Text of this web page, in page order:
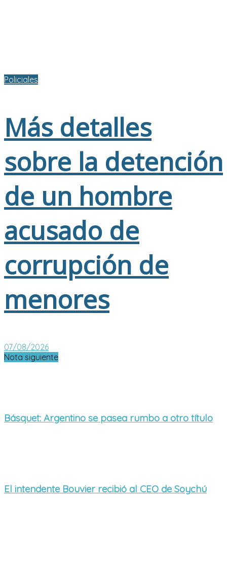
Policiales
Más detalles
sobre la detención
de un hombre
acusado de
corrupción de
menores
07/08/2026
Nota siguiente
Básquet: Argentino se pasea rumbo a otro título
El intendente Bouvier recibió al CEO de Soychú